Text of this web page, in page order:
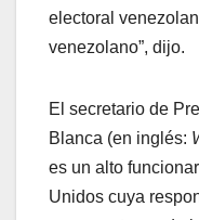
electoral
venezolano”, dijo.
El secretario de
Blanca (en inglés:
es un alto
Unidos cuya